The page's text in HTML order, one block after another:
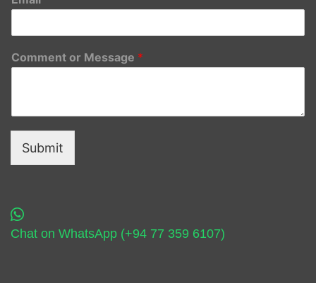
Comment or Message *
Submit
Chat on WhatsApp (+94 77 359 6107)